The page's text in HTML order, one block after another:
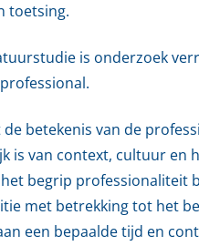
toetsing.
is onderzoek
betekenis van de
is van context, cultuur en
begrip professionaliteit
met betrekking tot het
een bepaalde tijd en